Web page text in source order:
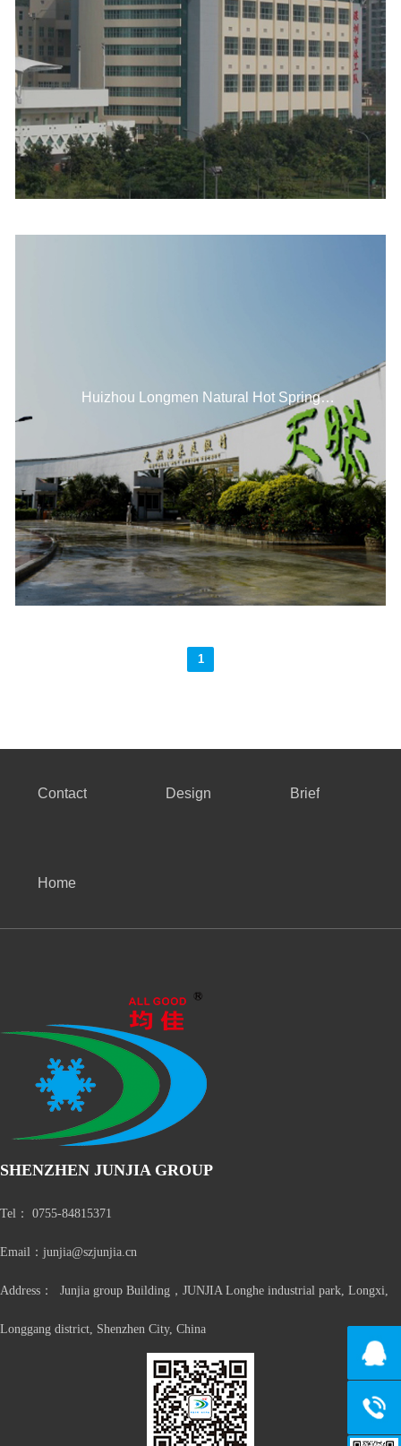
Hall Cold Storage
Huizhou Longmen Natural Hot Spring
Resort Cold Storage
1
Contact Design Brief
Home
SHENZHEN JUNJIA GROUP
Tel： 0755-84815371
Email：junjia@szjunjia.cn
Address： Junjia group Building，JUNJIA Longhe industrial park, Longxi,
Longgang district, Shenzhen City, China